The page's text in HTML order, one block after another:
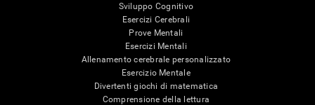
Sviluppo Cognitivo
Esercizi Cerebrali
Prove Mentali
Esercizi Mentali
Allenamento cerebrale personalizzato
Esercizio Mentale
Divertenti giochi di matematica
Comprensione della lettura